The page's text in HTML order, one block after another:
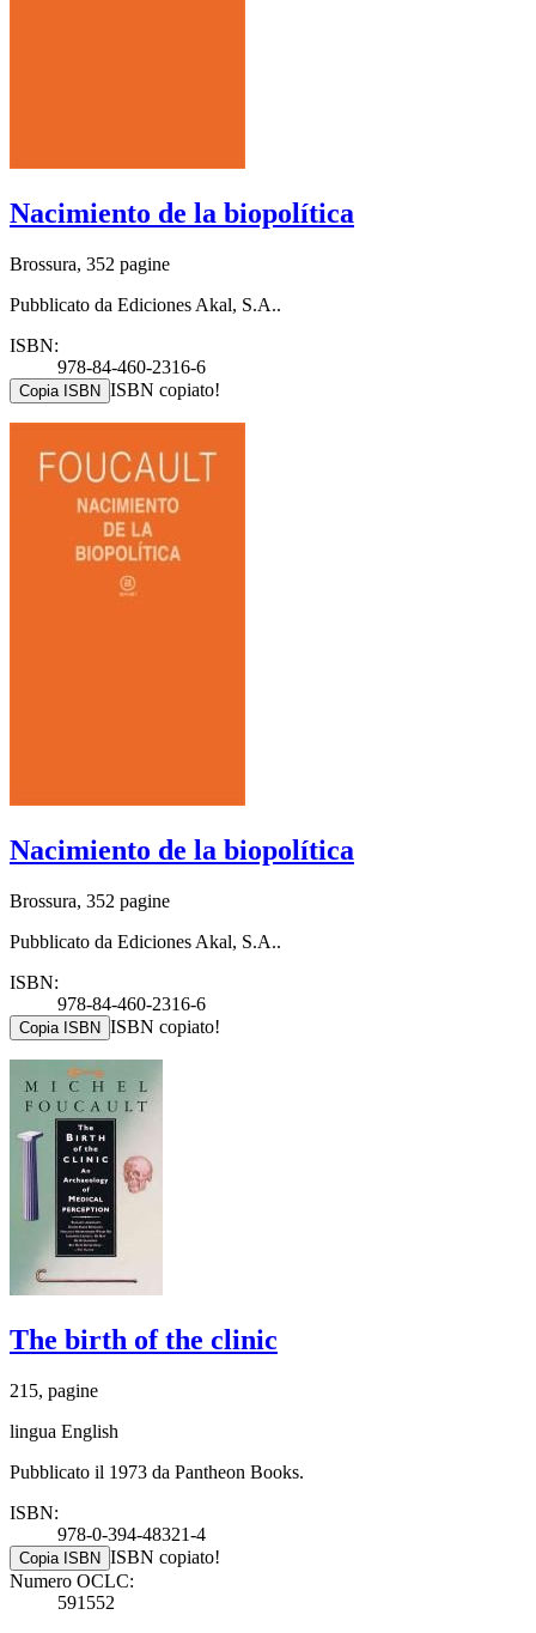
Nacimiento de la biopolítica
Brossura, 352 pagine
Pubblicato da Ediciones Akal, S.A..
ISBN:
978-84-460-2316-6
Copia ISBN ISBN copiato!
Nacimiento de la biopolítica
Brossura, 352 pagine
Pubblicato da Ediciones Akal, S.A..
ISBN:
978-84-460-2316-6
Copia ISBN ISBN copiato!
The birth of the clinic
215, pagine
lingua English
Pubblicato il 1973 da Pantheon Books.
ISBN:
978-0-394-48321-4
Copia ISBN ISBN copiato!
Numero OCLC:
591552